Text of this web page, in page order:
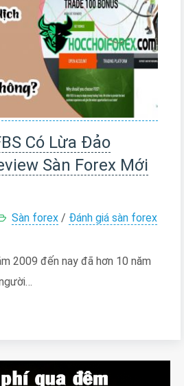
Có Lừa Đảo
Sàn Forex Mới
Sàn forex / Đánh giá sàn forex
2009 đến nay đã hơn 10 năm